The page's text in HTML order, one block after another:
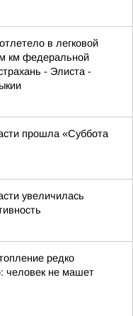
в легковой
км федеральной
- Элиста -
прошла «Суббота
увеличилась
редко
человек не машет